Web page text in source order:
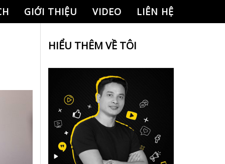
GIỚI THIỆU VIDEO LIÊN HỆ
HIỂU THÊM VỀ TÔI